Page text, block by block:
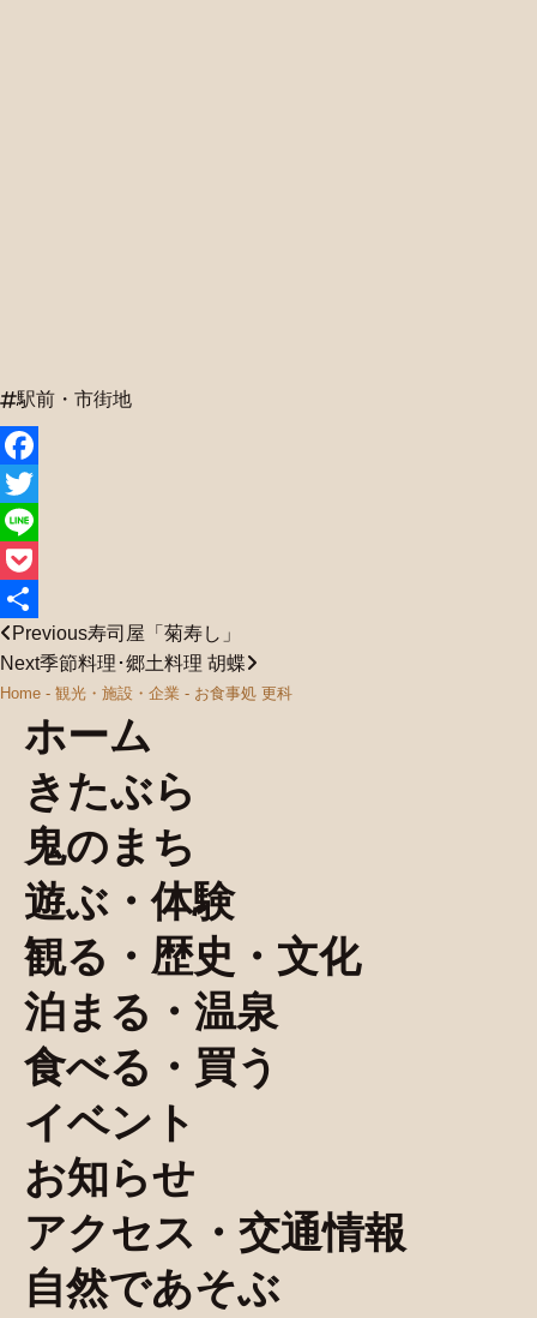
駅前・市街地
Facebook
Twitter
Line
Pocket
共
有
Previous寿司屋「菊寿し」
Next季節料理･郷土料理 胡蝶
Home - 観光・施設・企業 - お食事処 更科
ホーム
きたぶら
鬼のまち
遊ぶ・体験
観る・歴史・文化
泊まる・温泉
食べる・買う
イベント
お知らせ
アクセス・交通情報
自然であそぶ